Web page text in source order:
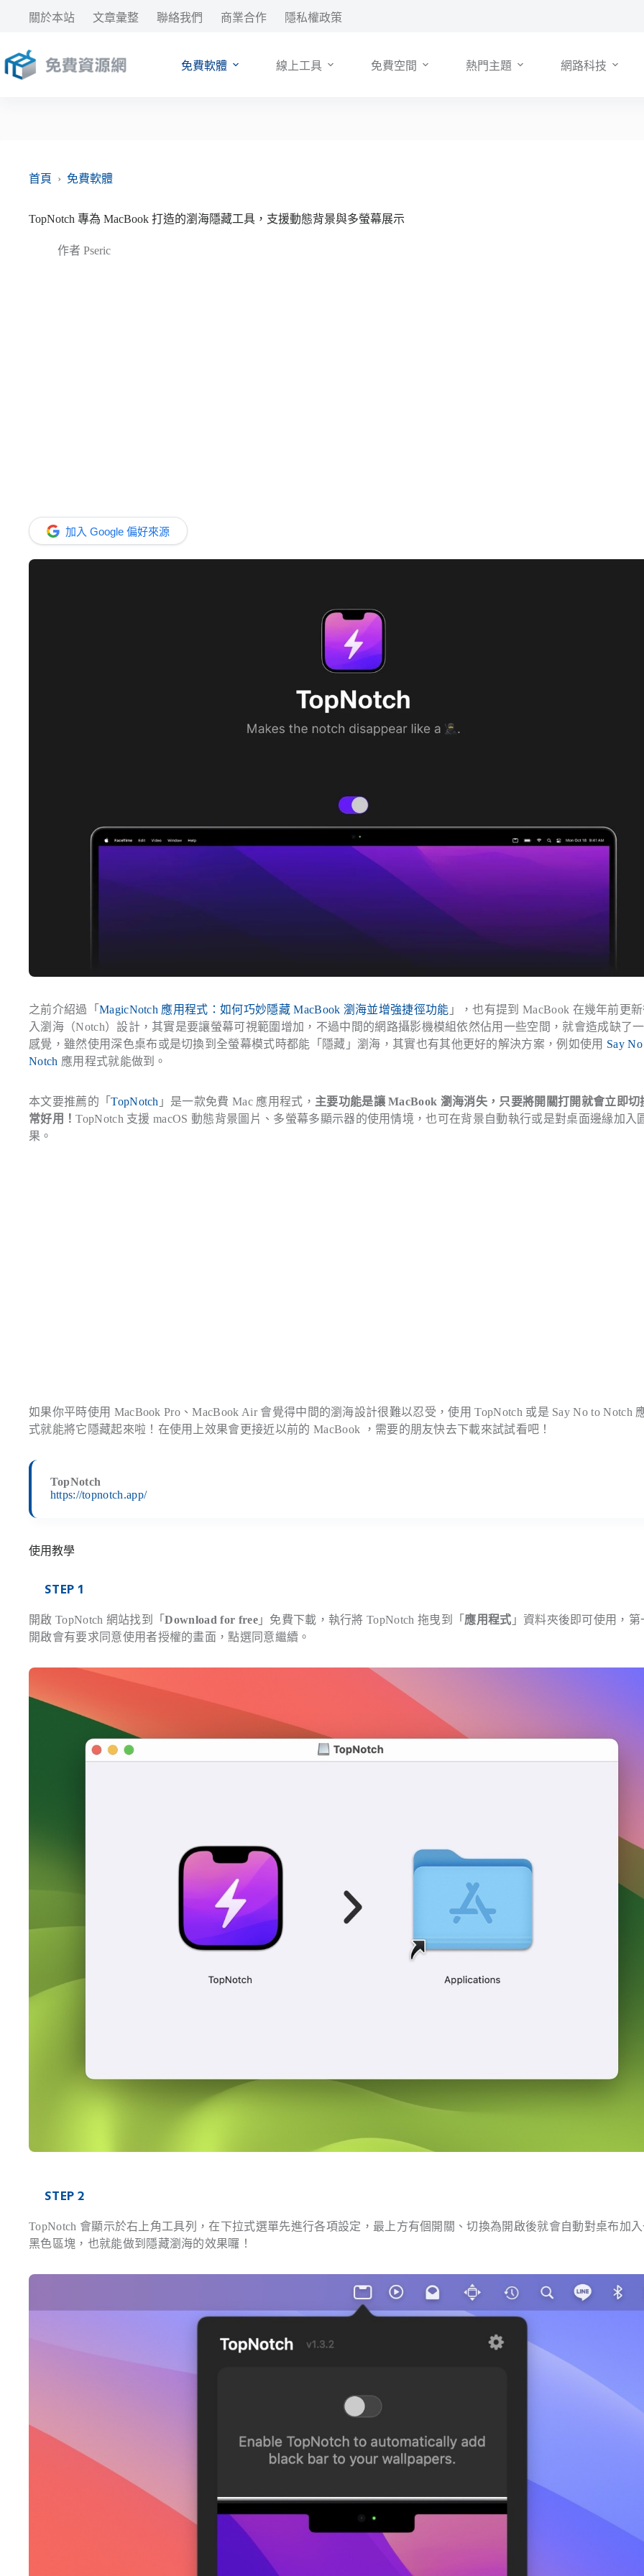
要
內
關於本站 文章彙整 聯絡我們 商業合作 隱私權政策
免費軟體 線上工具 免費空間 熱門主題 網路科技
首頁 › 免費軟體
TopNotch 專為 MacBook 打造的瀏海隱藏工具，支援動態背景與多螢幕展示
作者 Pseric
加入 Google 偏好來源
之前介紹過「 MagicNotch 應用程式：如何巧妙隱藏 MacBook 瀏海並增強捷徑功能 」，也有提到 MacBook 在幾年前更
入瀏海（Notch）設計，其實是要讓螢幕可視範圍增加，不過中間的網路攝影機模組依然佔用一些空間，就會造成缺了
感覺，雖然使用深色桌布或是切換到全螢幕模式時都能「隱藏」瀏海，其實也有其他更好的解決方案，例如使用 Say
Notch 應用程式就能做到。
本文要推薦的「TopNotch 」是一款免費 Mac 應用程式， 主要功能是讓 MacBook 瀏海消失，只要將開關打開就會立即切
常好用！TopNotch 支援 macOS 動態背景圖片、多螢幕多顯示器的使用情境，也可在背景自動執行或是對桌面邊緣加入
果。
如果你平時使用 MacBook Pro、MacBook Air 會覺得中間的瀏海設計很難以忍受，使用 TopNotch 或是 Say No to Notch
式就能將它隱藏起來啦！在使用上效果會更接近以前的 MacBook ，需要的朋友快去下載來試試看吧！
TopNotch
https://topnotch.app/
使用教學
STEP 1
開啟 TopNotch 網站找到「Download for free」免費下載，執行將 TopNotch 拖曳到「 應用程式 」資料夾後即可使用，第
開啟會有要求同意使用者授權的畫面，點選同意繼續。
STEP 2
TopNotch 會顯示於右上角工具列，在下拉式選單先進行各項設定，最上方有個開關、切換為開啟後就會自動對桌布加
黑色區塊，也就能做到隱藏瀏海的效果囉！